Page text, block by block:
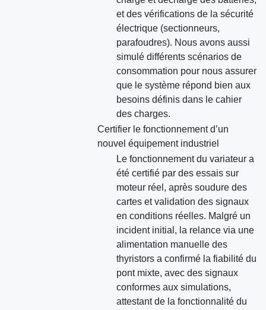
et des vérifications de la sécurité
électrique (sectionneurs,
parafoudres). Nous avons aussi
simulé différents scénarios de
consommation pour nous assurer
que le système répond bien aux
besoins définis dans le cahier
des charges.
Certifier le fonctionnement d’un
nouvel équipement industriel
Le fonctionnement du variateur a
été certifié par des essais sur
moteur réel, après soudure des
cartes et validation des signaux
en conditions réelles. Malgré un
incident initial, la relance via une
alimentation manuelle des
thyristors a confirmé la fiabilité du
pont mixte, avec des signaux
conformes aux simulations,
attestant de la fonctionnalité du